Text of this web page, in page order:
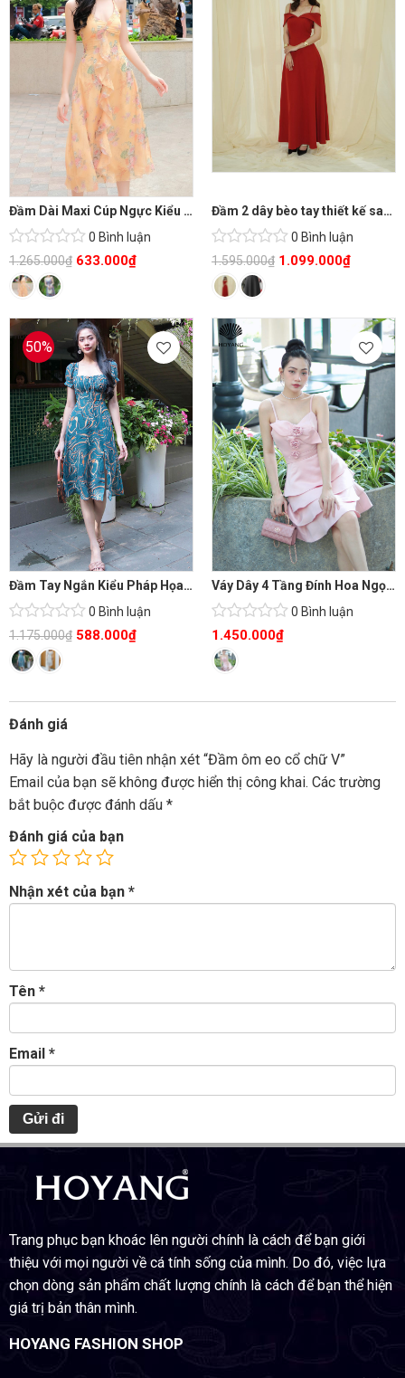
Đầm Dài Maxi Cúp Ngực Kiểu Pháp Lãng Mạn
0 Bình luận
1.265.000₫ 633.000₫
Đầm 2 dây bèo tay thiết kế sang trọng
0 Bình luận
1.595.000₫ 1.099.000₫
50%
Đầm Tay Ngắn Kiểu Pháp Họa Tiết Trừu Tượng
0 Bình luận
1.175.000₫ 588.000₫
Váy Dây 4 Tầng Đính Hoa Ngọt Ngào
0 Bình luận
1.450.000₫
Đánh giá
Hãy là người đầu tiên nhận xét “Đầm ôm eo cổ chữ V”
Email của bạn sẽ không được hiển thị công khai. Các trường
bắt buộc được đánh dấu *
Đánh giá của bạn
Nhận xét của bạn *
Tên *
Email *
Trang phục bạn khoác lên người chính là cách để bạn giới
thiệu với mọi người về cá tính sống của mình. Do đó, việc lựa
chọn dòng sản phẩm chất lượng chính là cách để bạn thể hiện
giá trị bản thân mình.
HOYANG FASHION SHOP